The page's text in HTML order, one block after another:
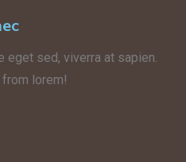
eget sed, viverra at sapien.
lorem!